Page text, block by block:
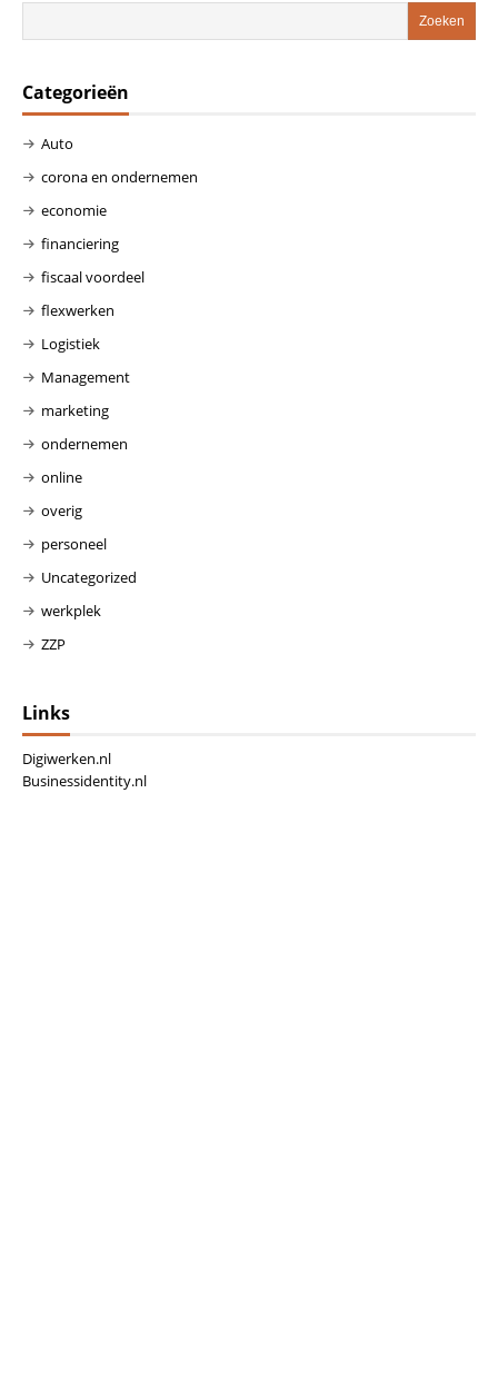
Categorieën
Auto
corona en ondernemen
economie
financiering
fiscaal voordeel
flexwerken
Logistiek
Management
marketing
ondernemen
online
overig
personeel
Uncategorized
werkplek
ZZP
Links
Digiwerken.nl
Businessidentity.nl